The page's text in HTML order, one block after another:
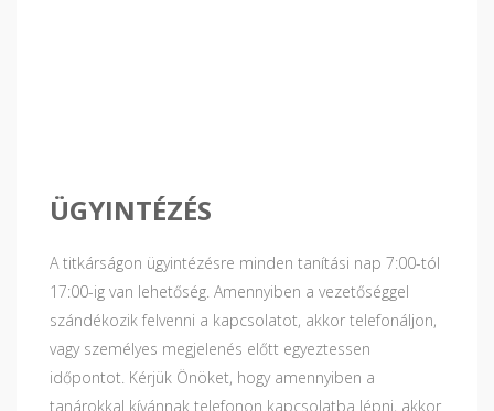
ÜGYINTÉZÉS
A titkárságon ügyintézésre minden tanítási nap 7:00-tól
17:00-ig van lehetőség. Amennyiben a vezetőséggel
szándékozik felvenni a kapcsolatot, akkor telefonáljon,
vagy személyes megjelenés előtt egyeztessen
időpontot. Kérjük Önöket, hogy amennyiben a
tanárokkal kívánnak telefonon kapcsolatba lépni, akkor